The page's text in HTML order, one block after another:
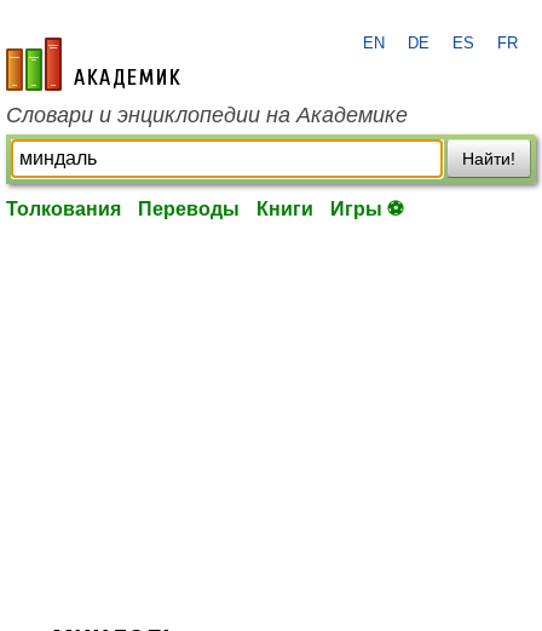
academic.ru
EN DE ES FR
Словари и энциклопедии на Академике
Найти!
Толкования Переводы Книги Игры ⚽